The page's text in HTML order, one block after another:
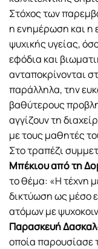
Στόχος των
η ενημέρωση και η
ψυχικής υγείας,
εφόδια και
ανταποκρίνονται
παράλληλα, την
βαθύτερους
αγγίζουν τη
με τους μαθητές
Στο τραπέζι
Μπέκιου από τη
το θέμα: «Η τέχνη
δικτύωση ως μέσο
ατόμων με
Παρασκευή
οποία παρουσίασε